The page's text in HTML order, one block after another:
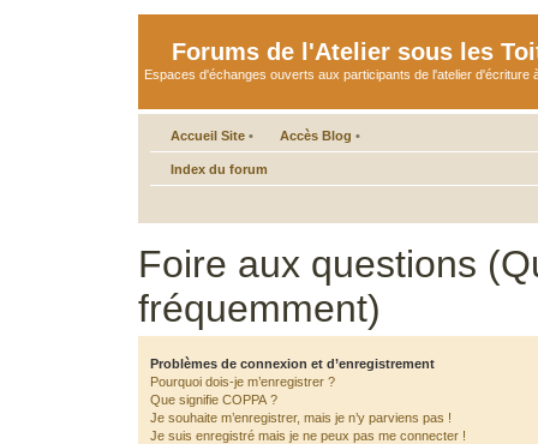
Forums de l'Atelier sous les
Espaces d'échanges ouverts aux participants de l'atelier d'écriture
Accueil Site • Accès Blog •
Index du forum
Foire aux questions
fréquemment)
Problèmes de connexion et d’enregistrement
Pourquoi dois-je m’enregistrer ?
Que signifie COPPA ?
Je souhaite m’enregistrer, mais je n’y parviens pas !
Je suis enregistré mais je ne peux pas me connecter !